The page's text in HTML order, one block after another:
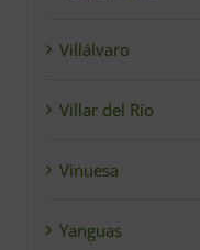
Villálvaro
Villar del Río
Vinuesa
Yanguas